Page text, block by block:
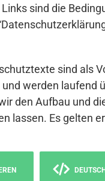
sind die
sind als
werden laufend
den Aufbau und
lassen. Es gelten